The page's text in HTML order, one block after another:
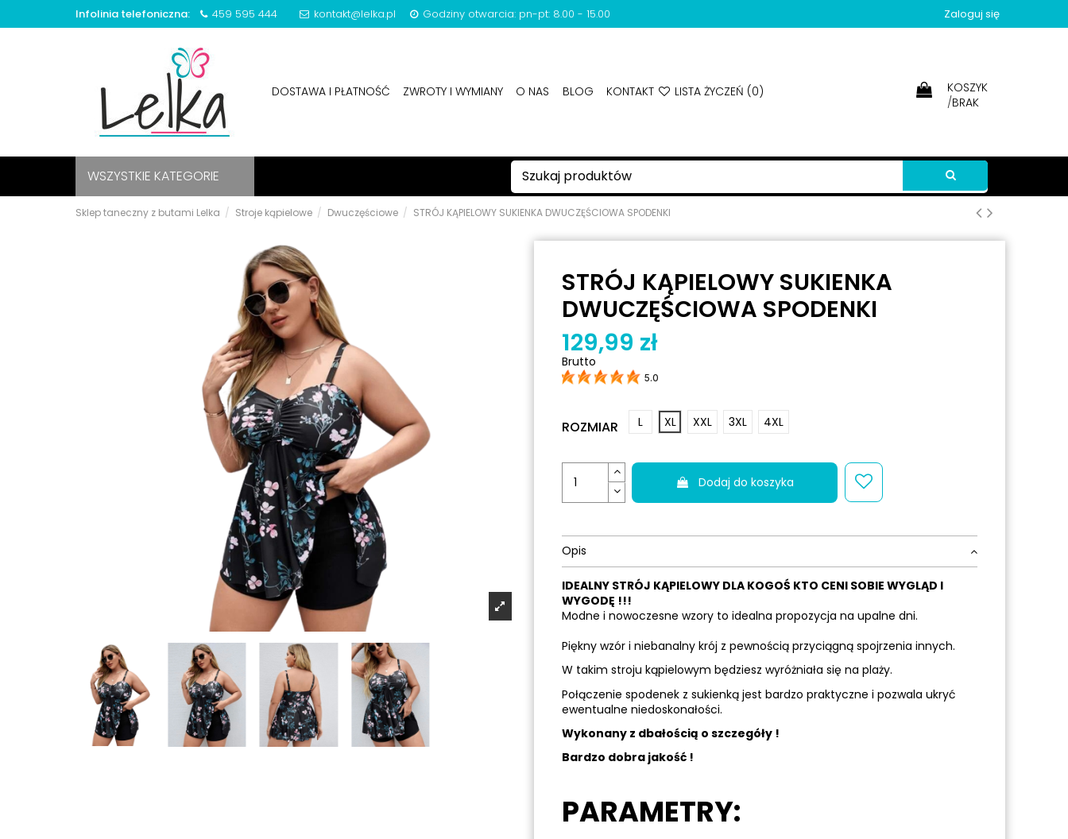
Infolinia telefoniczna: 459 595 444 kontakt@lelka.pl Godziny otwarcia: pn-pt: 8.00 - 15.00 Zaloguj się
DOSTAWA I PŁATNOŚĆ ZWROTY I WYMIANY O NAS BLOG KONTAKT LISTA ŻYCZEŃ (0)
KOSZYK
/BRAK
WSZYSTKIE KATEGORIE
Sklep taneczny z butami Lelka Stroje kąpielowe Dwuczęściowe STRÓJ KĄPIELOWY SUKIENKA DWUCZĘŚCIOWA SPODENKI
STRÓJ KĄPIELOWY SUKIENKA
DWUCZĘŚCIOWA SPODENKI
129,99 zł
Brutto
5.0
ROZMIAR L XL XXL 3XL 4XL
Dodaj do koszyka
Opis
IDEALNY STRÓJ KĄPIELOWY DLA KOGOŚ KTO CENI SOBIE WYGLĄD I
WYGODĘ !!!
Modne i nowoczesne wzory to idealna propozycja na upalne dni.
Piękny wzór i niebanalny krój z pewnością przyciągną spojrzenia innych.
W takim stroju kąpielowym będziesz wyróżniała się na plaży.
Połączenie spodenek z sukienką jest bardzo praktyczne i pozwala ukryć
ewentualne niedoskonałości.
Wykonany z dbałością o szczegóły !
Bardzo dobra jakość !
PARAMETRY: